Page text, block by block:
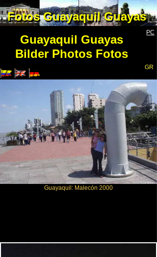
PC
Fotos Guayaquil Guayas
Fotos Guayaquil Guayas
Guayaquil Guayas
Bilder Photos Fotos
Guayaquil: Malecón 2000
GR